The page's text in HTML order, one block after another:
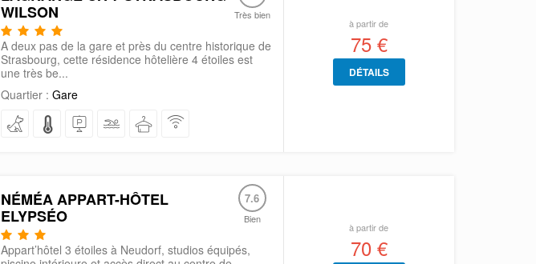
WILSON
Très bien
A deux pas de la gare et près du centre historique de
Strasbourg, cette résidence hôtelière 4 étoiles est
une très be...
Quartier : Gare
à partir de
75 €
DÉTAILS
NÉMÉA APPART-HÔTEL
ELYPSÉO
7.6
Bien
Appart’hôtel 3 étoiles à Neudorf, studios équipés,
à partir de
70 €